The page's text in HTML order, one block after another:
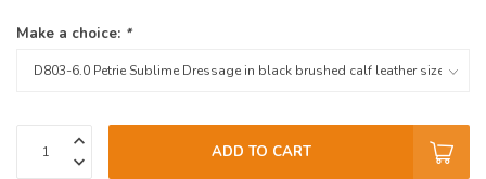
Make a choice: *
ADD TO CART